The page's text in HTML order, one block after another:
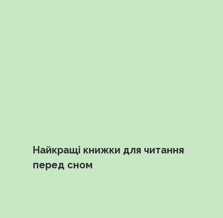
Найкращі книжки для читання
перед сном